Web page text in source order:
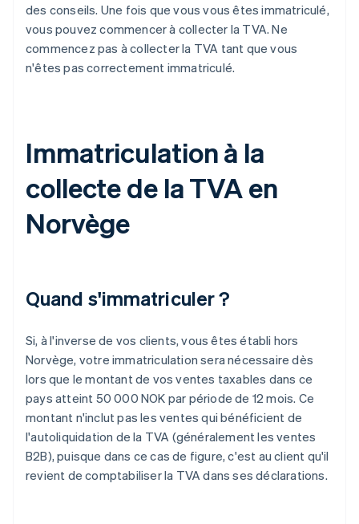
des conseils. Une fois que vous vous êtes immatriculé,
vous pouvez commencer à collecter la TVA. Ne
commencez pas à collecter la TVA tant que vous
n'êtes pas correctement immatriculé.
Immatriculation à la
collecte de la TVA en
Norvège
Quand s'immatriculer ?
Si, à l'inverse de vos clients, vous êtes établi hors
Norvège, votre immatriculation sera nécessaire dès
lors que le montant de vos ventes taxables dans ce
pays atteint 50 000 NOK par période de 12 mois. Ce
montant n'inclut pas les ventes qui bénéficient de
l'autoliquidation de la TVA (généralement les ventes
B2B), puisque dans ce cas de figure, c'est au client qu'il
revient de comptabiliser la TVA dans ses déclarations.